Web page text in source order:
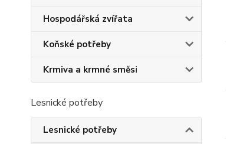
Hospodářská zvířata
Koňské potřeby
Krmiva a krmné směsi
Lesnické potřeby
Lesnické potřeby